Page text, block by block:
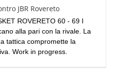
JBR Rovereto
ROVERETO 60 - 69 I
alla pari con la rivale. La
tattica compromette la
Work in progress.